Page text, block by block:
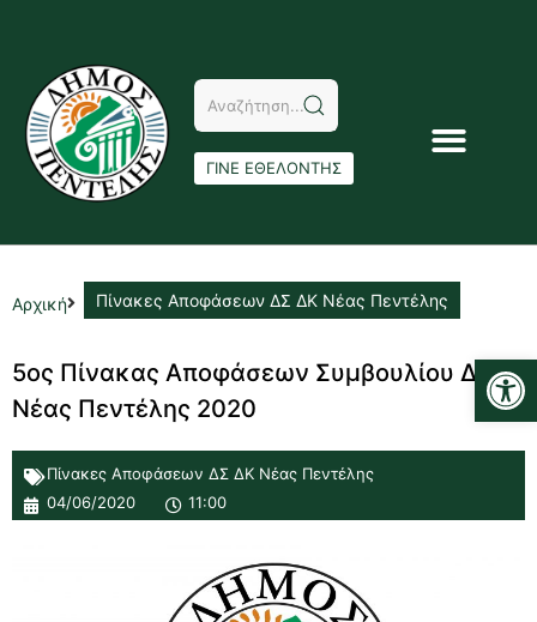
ΓΙΝΕ ΕΘΕΛΟΝΤΗΣ
Αρχική Πίνακες Αποφάσεων ΔΣ ΔΚ Νέας Πεντέλης
5ος Πίνακας Αποφάσεων Συμβουλίου Δ.Κ.
Νέας Πεντέλης 2020
Πίνακες Αποφάσεων ΔΣ ΔΚ Νέας Πεντέλης
04/06/2020
11:00